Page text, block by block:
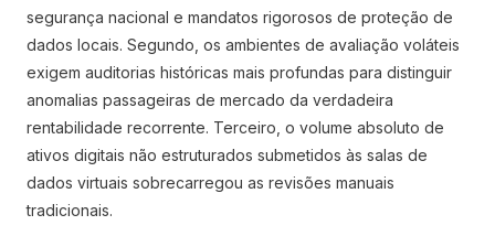
segurança nacional e mandatos rigorosos de proteção de
dados locais. Segundo, os ambientes de avaliação voláteis
exigem auditorias históricas mais profundas para distinguir
anomalias passageiras de mercado da verdadeira
rentabilidade recorrente. Terceiro, o volume absoluto de
ativos digitais não estruturados submetidos às salas de
dados virtuais sobrecarregou as revisões manuais
tradicionais.